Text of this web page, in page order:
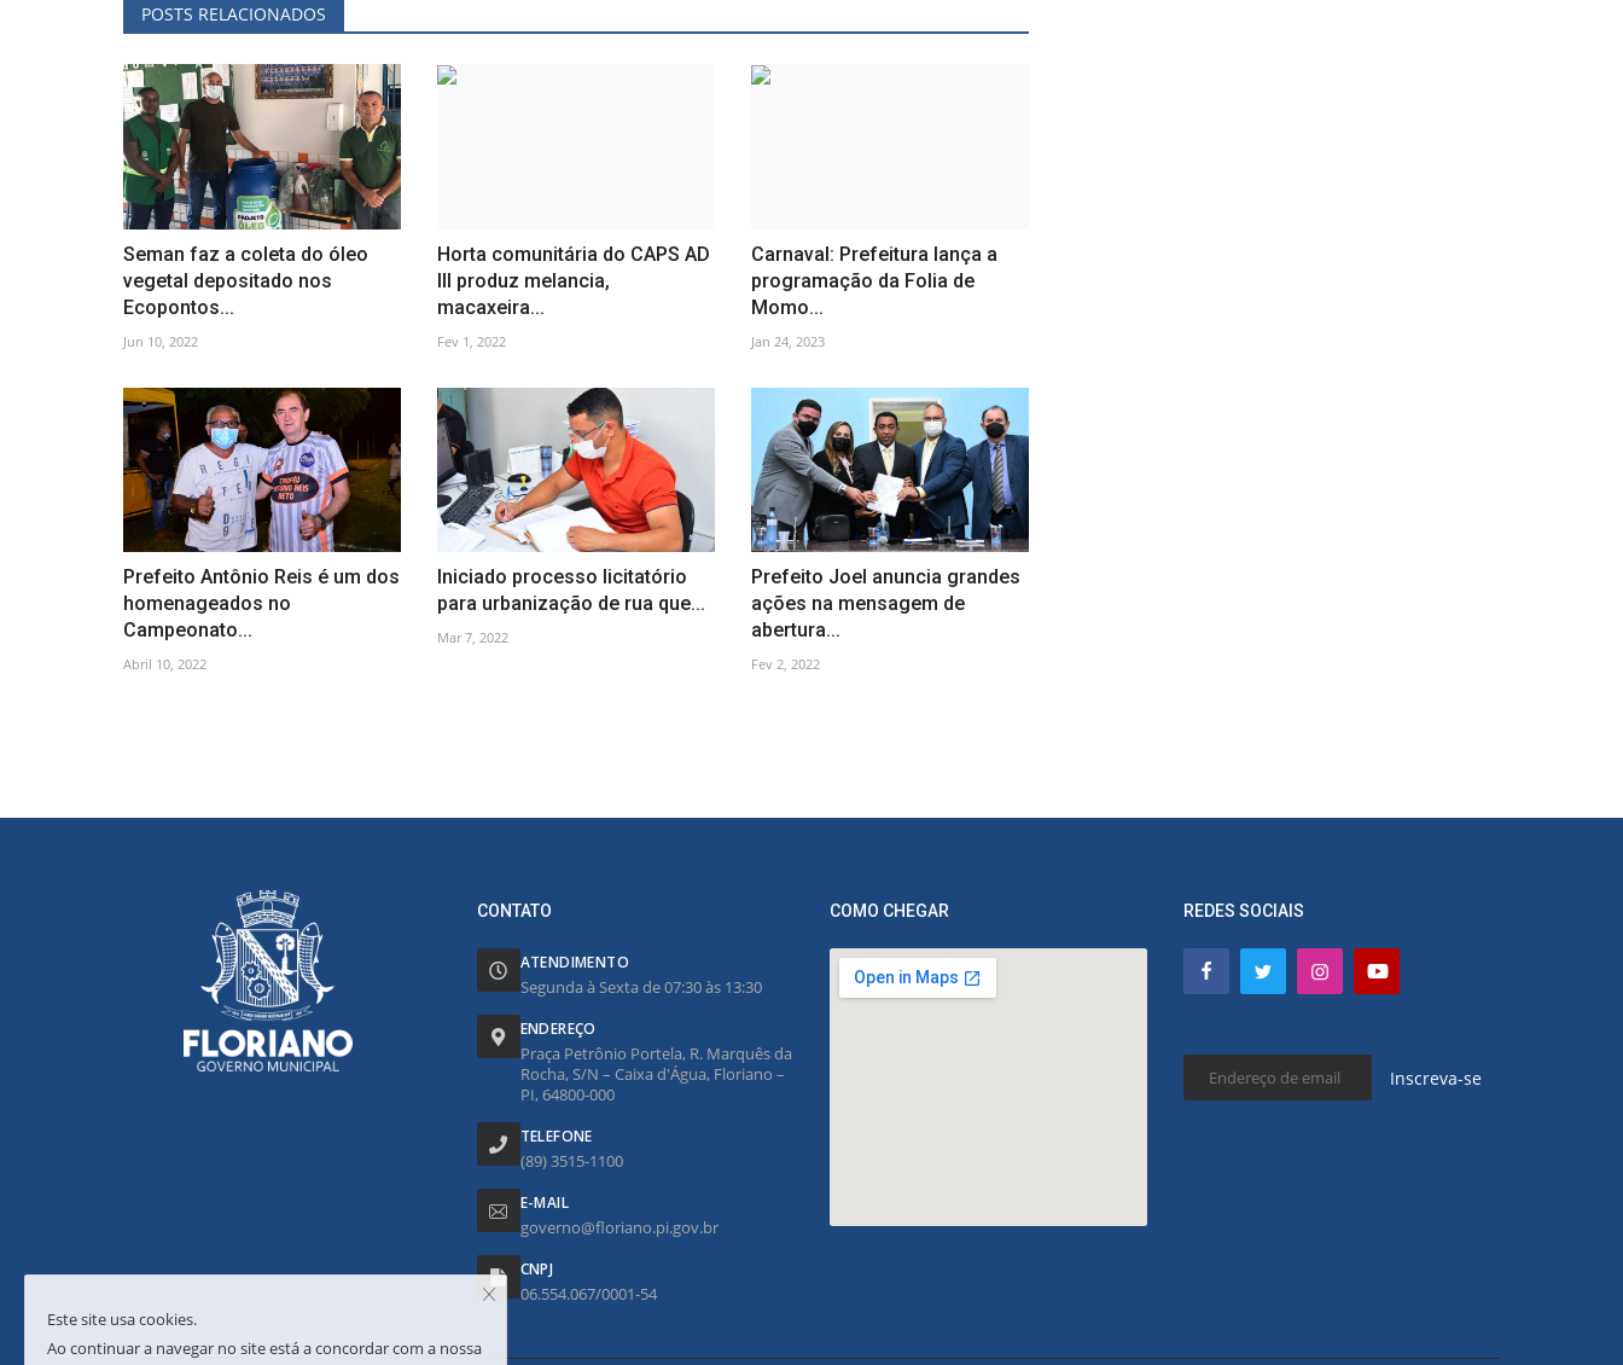
POSTS RELACIONADOS
Seman faz a coleta do óleo
vegetal depositado nos
Ecopontos...
Jun 10, 2022
Horta comunitária do CAPS AD
III produz melancia,
macaxeira...
Fev 1, 2022
Carnaval: Prefeitura lança a
programação da Folia de
Momo...
Jan 24, 2023
Prefeito Antônio Reis é um dos
homenageados no
Campeonato...
Abril 10, 2022
Iniciado processo licitatório
para urbanização de rua que...
Mar 7, 2022
Prefeito Joel anuncia grandes
ações na mensagem de
abertura...
Fev 2, 2022
CONTATO
ATENDIMENTO
Segunda à Sexta de 07:30 às 13:30
ENDEREÇO
Praça Petrônio Portela, R. Marquês da
Rocha, S/N – Caixa d'Água, Floriano –
PI, 64800-000
TELEFONE
(89) 3515-1100
E-MAIL
governo@floriano.pi.gov.br
CNPJ
06.554.067/0001-54
COMO CHEGAR REDES SOCIAIS
Inscreva-se
Este site usa cookies.
Ao continuar a navegar no site está a concordar com a nossa